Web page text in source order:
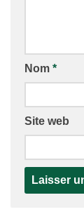
Nom *
Site web